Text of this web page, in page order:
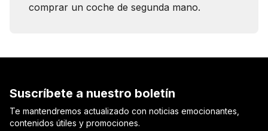
comprar un coche de segunda mano.
Suscríbete a nuestro boletín
Te mantendremos actualizado con noticias emocionantes,
contenidos útiles y promociones.